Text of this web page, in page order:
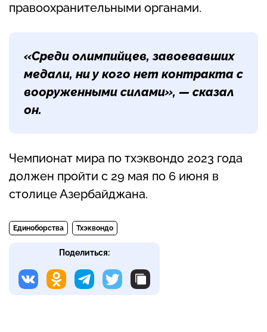
правоохранительными органами.
«Среди олимпийцев, завоевавших
медали, ни у кого нет контракта с
вооруженными силами», — сказал
он.
Чемпионат мира по тхэквондо 2023 года
должен пройти с 29 мая по 6 июня в
столице Азербайджана.
Единоборства Тхэквондо
Поделиться: